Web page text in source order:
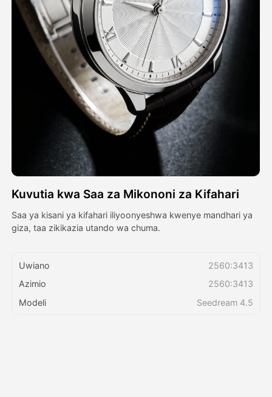
Video ya Avatar
Video ya AI
Vifaa Vingine
Angalia mifano yote
Galerii
Bei
Kuvutia kwa Saa za Mikononi za Kifahari
Saa ya kisani ya kifahari iliyoonyeshwa kwenye mandhari ya
giza, taa zikikazia utando wa chuma.
Uwiano
2560:3413
Azimio
2560:3413
Modeli
Seedream 4.5